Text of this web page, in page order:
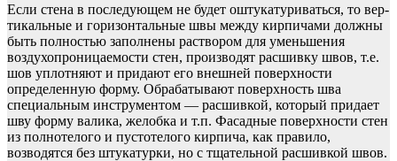
Если стена в последующем не будет оштукатуриваться, то вер­
тикальные и горизонтальные швы между кирпичами должны
быть полностью заполнены раствором для уменьшения
воздухопрони­цаемости стен, производят расшивку швов, т.е.
шов уплотняют и придают его внешней поверхности
определенную форму. Обраба­тывают поверхность шва
специальным инструментом — расшивкой, который придает
шву форму валика, желобка и т.п. Фасадные поверхности стен
из полнотелого и пустотелого кирпича, как правило,
возводятся без штукатурки, но с тщательной расшивкой швов.